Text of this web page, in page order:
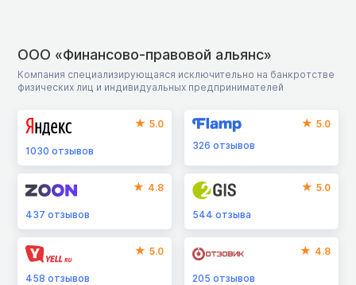
ООО «Финансово-правовой альянс»
Компания специализирующаяся исключительно на банкротстве
физических лиц и индивидуальных предпринимателей
5.0
1030 отзывов
5.0
326отзывов
4.8
437 отзывов
5.0
544отзыва
5.0
458 отзывов
4.8
205отзывов